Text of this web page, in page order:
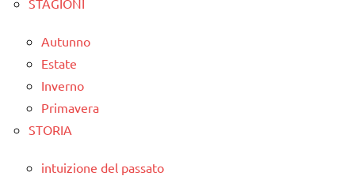
Autunno
Estate
Inverno
Primavera
STORIA
intuizione del passato